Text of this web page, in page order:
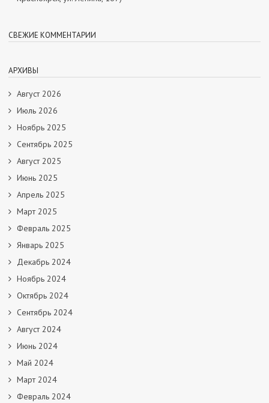
СВЕЖИЕ КОММЕНТАРИИ
АРХИВЫ
Август 2026
Июль 2026
Ноябрь 2025
Сентябрь 2025
Август 2025
Июнь 2025
Апрель 2025
Март 2025
Февраль 2025
Январь 2025
Декабрь 2024
Ноябрь 2024
Октябрь 2024
Сентябрь 2024
Август 2024
Июнь 2024
Май 2024
Март 2024
Февраль 2024